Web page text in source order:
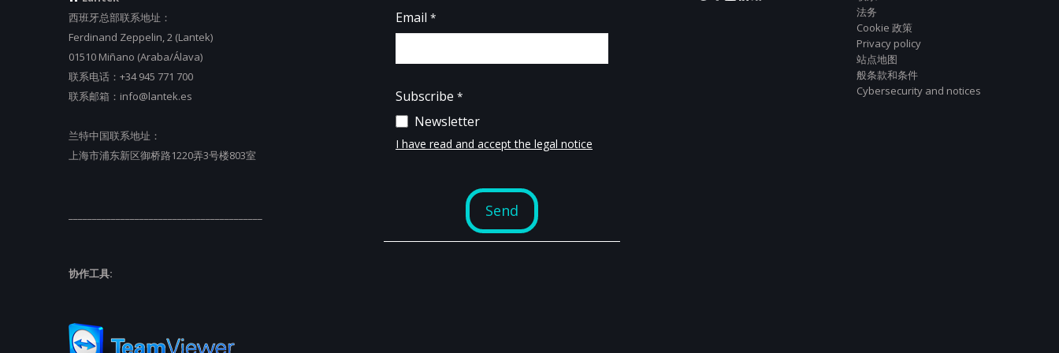
西班牙总部联系地址：
Ferdinand Zeppelin, 2 (Lantek)
01510 Miñano (Araba/Álava)
联系电话： +34 945 771 700
联系邮箱： info@lantek.es
兰特中国联系地址：
上海市浦东新区御桥路1220弄3号楼803室
协作工具:
法务
Cookie 政策
Privacy policy
站点地图
般条款和条件
Cybersecurity and notices